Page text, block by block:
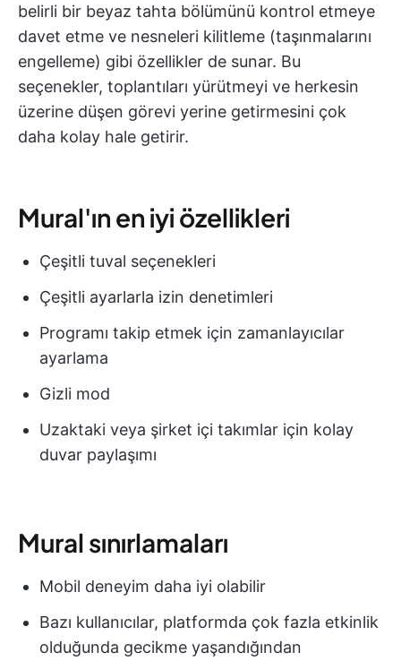
belirli bir beyaz tahta bölümünü kontrol etmeye
davet etme ve nesneleri kilitleme (taşınmalarını
engelleme) gibi özellikler de sunar. Bu
seçenekler, toplantıları yürütmeyi ve herkesin
üzerine düşen görevi yerine getirmesini çok
daha kolay hale getirir.
Mural'ın en iyi özellikleri
Çeşitli tuval seçenekleri
Çeşitli ayarlarla izin denetimleri
Programı takip etmek için zamanlayıcılar
ayarlama
Gizli mod
Uzaktaki veya şirket içi takımlar için kolay
duvar paylaşımı
Mural sınırlamaları
Mobil deneyim daha iyi olabilir
Bazı kullanıcılar, platformda çok fazla etkinlik
olduğunda gecikme yaşandığından